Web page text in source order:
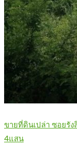
ขายที่ดินเปล่า ซอยรั
4แสน